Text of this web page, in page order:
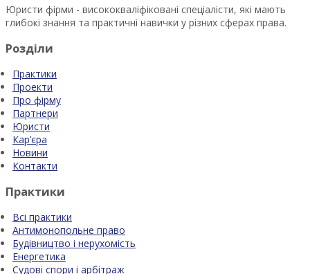
Юристи фірми - висококваліфіковані спеціалісти, які мають
глибокі знання та практичні навички у різних сферах права.
Розділи
Практики
Проекти
Про фірму
Партнери
Юристи
Кар’єра
Новини
Контакти
Практики
Всі практики
Антимонопольне право
Будівництво і нерухомість
Енергетика
Судові спори і арбітраж